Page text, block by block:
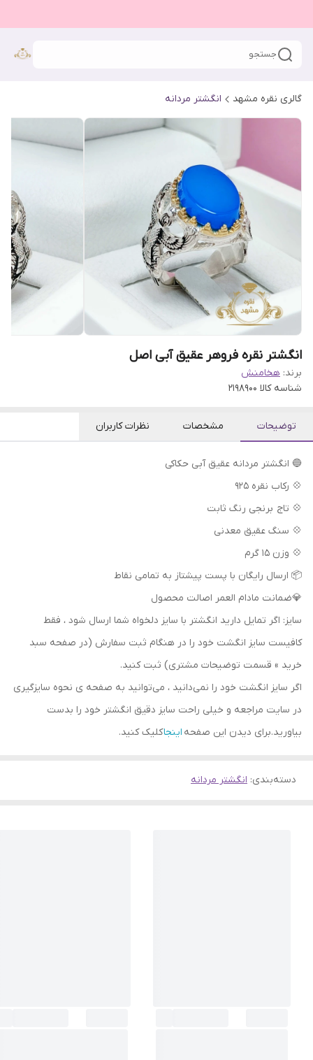
جستجو
گالری نقره مشهد انگشتر مردانه
انگشتر نقره فروهر عقیق آبی اصل
برند: هخامنش
شناسه کالا 2198900
توضیحات مشخصات نظرات کاربران
🔵 انگشتر مردانه عقیق آبی حکاکی
💠 رکاب نقره 925
💠 تاج برنجی رنگ ثابت
💠 سنگ عقیق معدنی
💠 وزن 15 گرم
📦 ارسال رایگان با پست پیشتاز به تمامی نقاط
💎ضمانت مادام العمر اصالت محصول
سایز: اگر تمایل دارید انگشتر با سایز دلخواه شما ارسال شود ، فقط
کافیست سایز انگشت خود را در هنگام ثبت سفارش (در صفحه سبد
خرید » قسمت توضیحات مشتری) ثبت کنید.
اگر سایز انگشت خود را نمی‌دانید ، می‌توانید به صفحه ی نحوه سایزگیری
در سایت مراجعه و خیلی راحت سایز دقیق انگشتر خود را بدست
بیاورید.برای دیدن این صفحه اینجاکلیک کنید.
دسته‌بندی: انگشتر مردانه